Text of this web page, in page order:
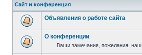
Сайт и конференция
Объявления о работе сайта
О конференции
Ваши замечания, пожелания,